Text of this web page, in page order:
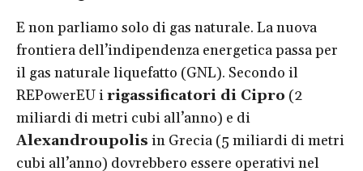
E non parliamo solo di gas naturale. La nuova
frontiera dell’indipendenza energetica passa per
il gas naturale liquefatto (GNL). Secondo il
REPowerEU irigassificatori di Cipro (2
miliardi di metri cubi all’anno) e di
Alexandroupolis in Grecia (5 miliardi di metri
cubi all’anno) dovrebbero essere operativi nel